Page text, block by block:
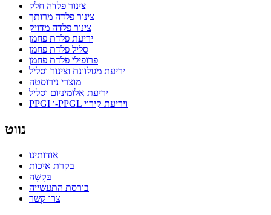
צינור פלדה חלק
צינור פלדה מרותך
צינור פלדה מדויק
יריעת פלדת פחמן
סליל פלדת פחמן
פרופילי פלדת פחמן
יריעת מגולוונת וצינור וסליל
מוצרי נירוסטה
יריעת אלומיניום וסליל
PPGI ו-PPGL ויריעת קירוי
נווט
אודותינו
בקרת איכות
בַּקָשָׁה
בורסת התעשייה
צרו קשר